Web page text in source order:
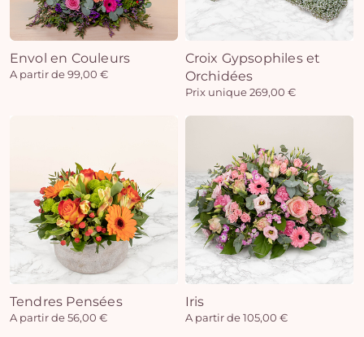
Envol en Couleurs
A partir de 99,00 €
Croix Gypsophiles et
Orchidées
Prix unique 269,00 €
Tendres Pensées
A partir de 56,00 €
Iris
A partir de 105,00 €